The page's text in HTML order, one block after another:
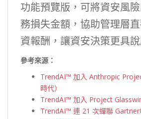
功能預覽版，可將資安風
務損失金額，協助管理層
資報酬，讓資安決策更具說
參考來源：
TrendAI™ 加入 Anthropic
時代）
TrendAI™ 加入 Project
TrendAI™ 連 21 次蟬聯